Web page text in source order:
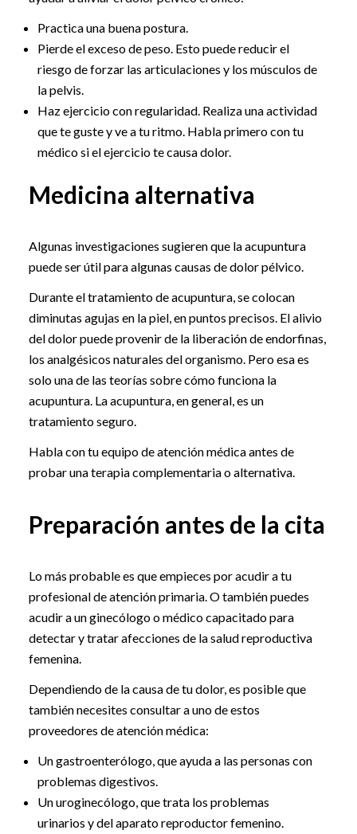
Practica una buena postura.
Pierde el exceso de peso. Esto puede reducir el
riesgo de forzar las articulaciones y los músculos de
la pelvis.
Haz ejercicio con regularidad. Realiza una actividad
que te guste y ve a tu ritmo. Habla primero con tu
médico si el ejercicio te causa dolor.
Medicina alternativa
Algunas investigaciones sugieren que la acupuntura
puede ser útil para algunas causas de dolor pélvico.
Durante el tratamiento de acupuntura, se colocan
diminutas agujas en la piel, en puntos precisos. El alivio
del dolor puede provenir de la liberación de endorfinas,
los analgésicos naturales del organismo. Pero esa es
solo una de las teorías sobre cómo funciona la
acupuntura. La acupuntura, en general, es un
tratamiento seguro.
Habla con tu equipo de atención médica antes de
probar una terapia complementaria o alternativa.
Preparación antes de la cita
Lo más probable es que empieces por acudir a tu
profesional de atención primaria. O también puedes
acudir a un ginecólogo o médico capacitado para
detectar y tratar afecciones de la salud reproductiva
femenina.
Dependiendo de la causa de tu dolor, es posible que
también necesites consultar a uno de estos
proveedores de atención médica:
Un gastroenterólogo, que ayuda a las personas con
problemas digestivos.
Un uroginecólogo, que trata los problemas
urinarios y del aparato reproductor femenino.